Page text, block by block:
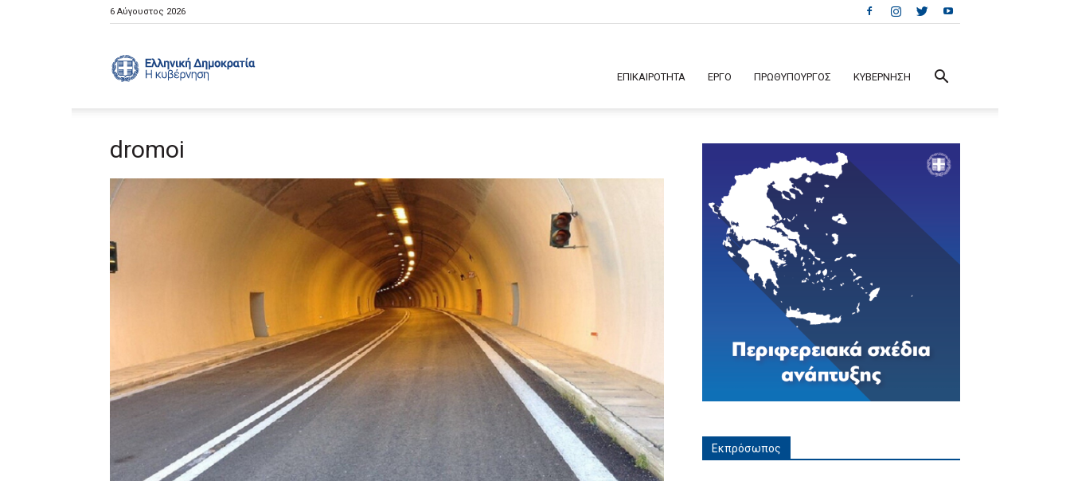
6 Αύγουστος 2026
ΕΠΙΚΑΙΡΟΤΗΤΑ ΕΡΓΟ ΠΡΩΘΥΠΟΥΡΓΟΣ ΚΥΒΕΡΝΗΣΗ
dromoi
Εκπρόσωπος